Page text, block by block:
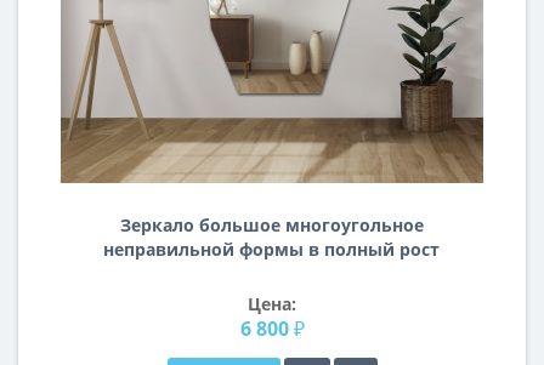
Зеркало большое многоугольное
неправильной формы в полный рост
Цена:
6 800 ₽